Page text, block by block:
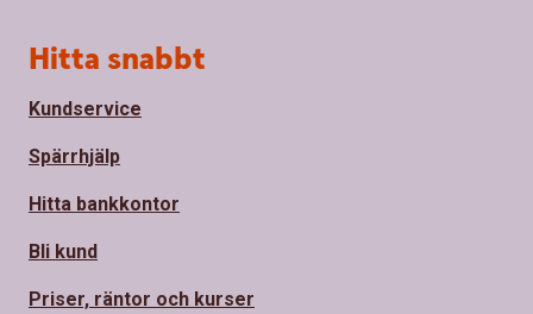
Sidfot
Hitta snabbt
Kundservice
Spärrhjälp
Hitta bankkontor
Bli kund
Priser, räntor och kurser